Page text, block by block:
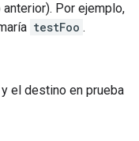
Por ejemplo,
testFoo .
el destino en prueba